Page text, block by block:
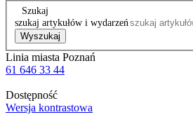
Szukaj
szukaj artykułów i wydarzeń
Wyszukaj
Linia miasta Poznań
61 646 33 44
Dostępność
Wersja kontrastowa